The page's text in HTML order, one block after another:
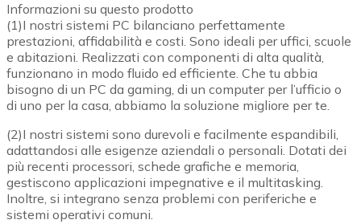
Informazioni su questo prodotto
(1)I nostri sistemi PC bilanciano perfettamente
prestazioni, affidabilità e costi. Sono ideali per uffici, scuole
e abitazioni. Realizzati con componenti di alta qualità,
funzionano in modo fluido ed efficiente. Che tu abbia
bisogno di un PC da gaming, di un computer per l’ufficio o
di uno per la casa, abbiamo la soluzione migliore per te.
(2)I nostri sistemi sono durevoli e facilmente espandibili,
adattandosi alle esigenze aziendali o personali. Dotati dei
più recenti processori, schede grafiche e memoria,
gestiscono applicazioni impegnative e il multitasking.
Inoltre, si integrano senza problemi con periferiche e
sistemi operativi comuni.